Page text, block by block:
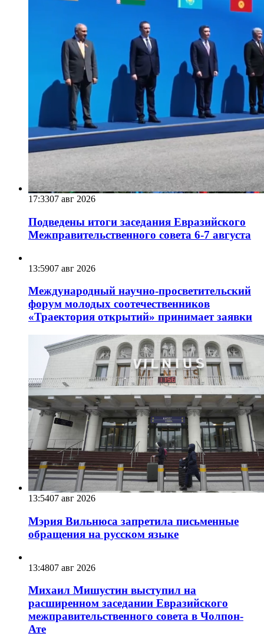
17:3307 авг 2026
Подведены итоги заседания Евразийского
Межправительственного совета 6-7 августа
13:5907 авг 2026
Международный научно-просветительский
форум молодых соотечественников
«Траектория открытий» принимает заявки
13:5407 авг 2026
Мэрия Вильнюса запретила письменные
обращения на русском языке
13:4807 авг 2026
Михаил Мишустин выступил на
расширенном заседании Евразийского
межправительственного совета в Чолпон-
Ате